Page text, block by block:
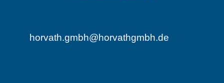
horvath.gmbh@horvathgmbh.de